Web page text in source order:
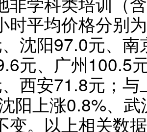
时平均价格分别
沈阳97.0元、
元、广州100.5
西安71.8元；
阳上涨0.8%、
变。以上相关数